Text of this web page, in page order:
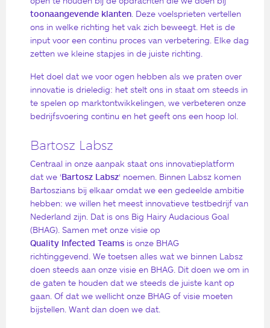
toonaangevende klanten . Deze voelsprieten vertellen
ons in welke richting het vak zich beweegt. Het is de
input voor een continu proces van verbetering. Elke dag
zetten we kleine stapjes in de juiste richting.
Het doel dat we voor ogen hebben als we praten over
innovatie is drieledig: het stelt ons in staat om steeds in
te spelen op marktontwikkelingen, we verbeteren onze
bedrijfsvoering continu en het geeft ons een hoop lol.
Bartosz Labsz
Centraal in onze aanpak staat ons innovatieplatform
dat we ‘Bartosz Labsz‘ noemen. Binnen Labsz komen
Bartoszians bij elkaar omdat we een gedeelde ambitie
hebben: we willen het meest innovatieve testbedrijf van
Nederland zijn. Dat is ons Big Hairy Audacious Goal
(BHAG). Samen met onze visie op
Quality Infected Teams is onze BHAG
richtinggevend. We toetsen alles wat we binnen Labsz
doen steeds aan onze visie en BHAG. Dit doen we om in
de gaten te houden dat we steeds de juiste kant op
gaan. Of dat we wellicht onze BHAG of visie moeten
bijstellen. Want dan doen we dat.